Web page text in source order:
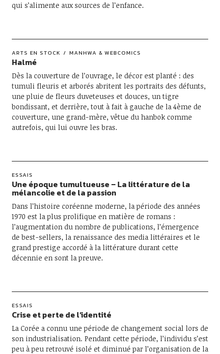
qui s’alimente aux sources de l’enfance.
ARTS EN STOCK MANHWA & WEBCOMICS
Halmé
Dès la couverture de l’ouvrage, le décor est planté : des
tumuli fleuris et arborés abritent les portraits des défunts,
une pluie de fleurs duveteuses et douces, un tigre
bondissant, et derrière, tout à fait à gauche de la 4ème de
couverture, une grand-mère, vêtue du hanbok comme
autrefois, qui lui ouvre les bras.
ESSAIS
Une époque tumultueuse – La littérature de la
mélancolie et de la passion
Dans l’histoire coréenne moderne, la période des années
1970 est la plus prolifique en matière de romans :
l’augmentation du nombre de publications, l’émergence
de best-sellers, la renaissance des media littéraires et le
grand prestige accordé à la littérature durant cette
décennie en sont la preuve.
ESSAIS
Crise et perte de l’identité
La Corée a connu une période de changement social lors de
son industrialisation. Pendant cette période, l’individu s’est
peu à peu retrouvé isolé et diminué par l’organisation de la